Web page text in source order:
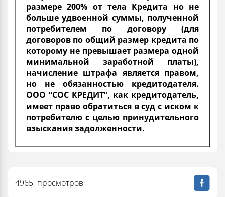
размере 200% от тела Кредита но не
больше удвоенной суммы, полученной
потребителем по договору (для
договоров по общий размер кредита по
которому не превышает размера одной
минимальной заработной платы),
начисление штрафа является правом,
но не обязанностью кредитодателя.
ООО “СОС КРЕДИТ”, как кредитодатель,
имеет право обратиться в суд с иском к
потребителю с целью принудительного
взыскания задолженности.
4965 просмотров